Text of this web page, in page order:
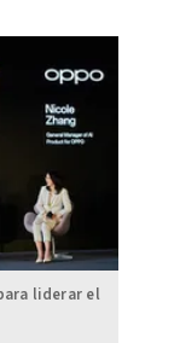
liderar el